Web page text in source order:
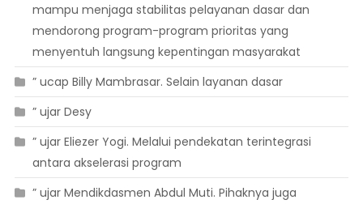
mampu menjaga stabilitas pelayanan dasar dan
mendorong program-program prioritas yang
menyentuh langsung kepentingan masyarakat
” ucap Billy Mambrasar. Selain layanan dasar
” ujar Desy
” ujar Eliezer Yogi. Melalui pendekatan terintegrasi
antara akselerasi program
” ujar Mendikdasmen Abdul Muti. Pihaknya juga